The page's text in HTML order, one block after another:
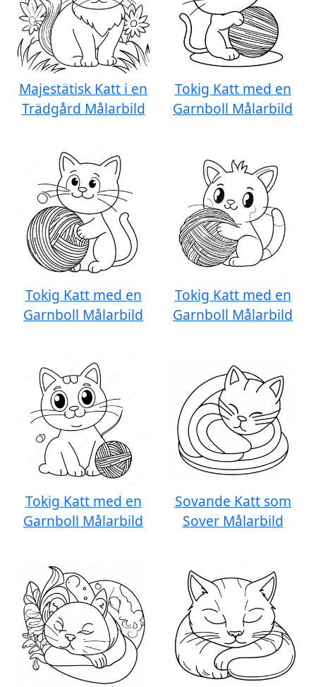
Majestätisk Katt i en
Trädgård Målarbild
Tokig Katt med en
Garnboll Målarbild
Tokig Katt med en
Garnboll Målarbild
Tokig Katt med en
Garnboll Målarbild
Tokig Katt med en
Garnboll Målarbild
Sovande Katt som
Sover Målarbild